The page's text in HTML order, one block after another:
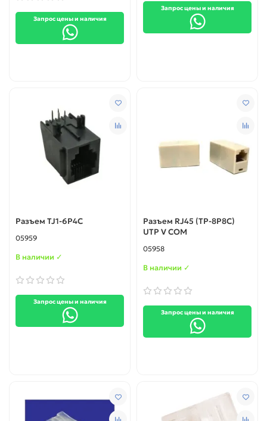
Запрос цены и наличия
Запрос цены и наличия
Разъем TJ1-6P4C
05959
В наличии ✓
Запрос цены и наличия
Разъем RJ45 (TP-8P8C)
UTP V COM
05958
В наличии ✓
Запрос цены и наличия